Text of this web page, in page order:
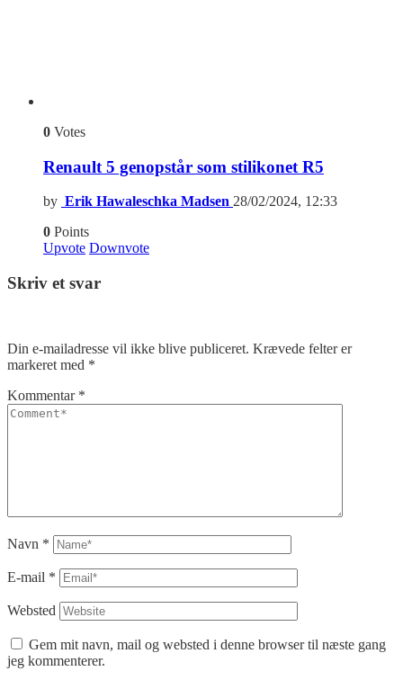
0 Votes
Renault 5 genopstår som stilikonet R5
by Erik Hawaleschka Madsen 28/02/2024, 12:33
0 Points
Upvote Downvote
Skriv et svar
Din e-mailadresse vil ikke blive publiceret. Krævede felter er
markeret med *
Kommentar *
Navn *
E-mail *
Websted
Gem mit navn, mail og websted i denne browser til næste gang
jeg kommenterer.